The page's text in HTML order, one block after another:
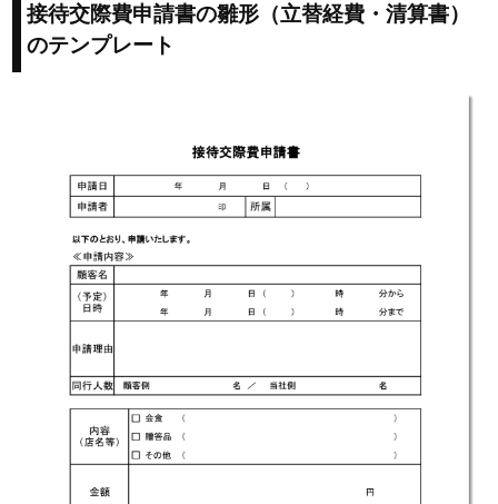
接待交際費申請書の雛形（立替経費・清算書）
のテンプレート